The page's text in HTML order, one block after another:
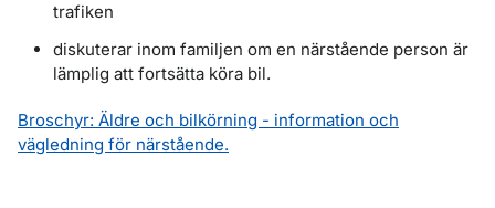
trafiken
diskuterar inom familjen om en närstående person är
lämplig att fortsätta köra bil.
Broschyr: Äldre och bilkörning - information och
vägledning för närstående.